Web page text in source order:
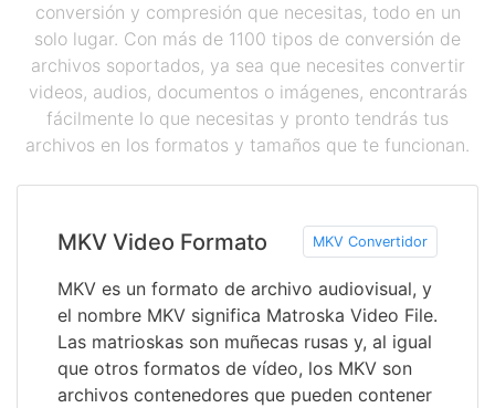
conversión y compresión que necesitas, todo en un
solo lugar. Con más de 1100 tipos de conversión de
archivos soportados, ya sea que necesites convertir
videos, audios, documentos o imágenes, encontrarás
fácilmente lo que necesitas y pronto tendrás tus
archivos en los formatos y tamaños que te funcionan.
MKV Video Formato MKV Convertidor
MKV es un formato de archivo audiovisual, y
el nombre MKV significa Matroska Video File.
Las matrioskas son muñecas rusas y, al igual
que otros formatos de vídeo, los MKV son
archivos contenedores que pueden contener